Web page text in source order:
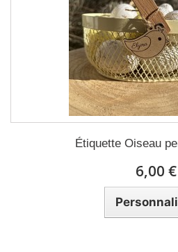
Étiquette Oiseau
6,00 €